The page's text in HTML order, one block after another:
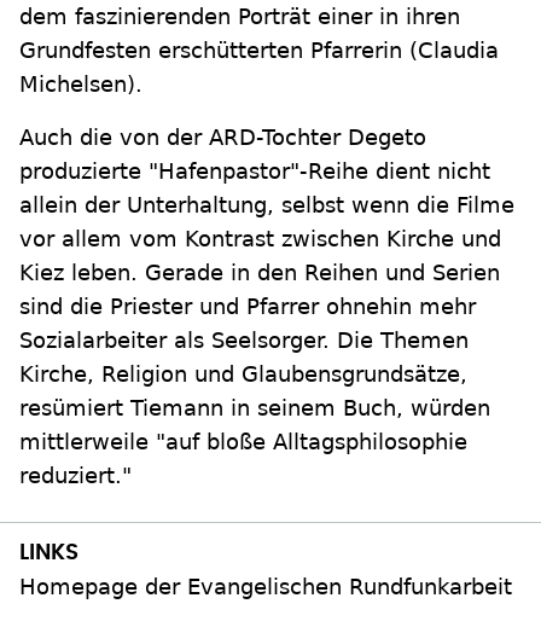
dem faszinierenden Porträt einer in ihren
Grundfesten erschütterten Pfarrerin (Claudia
Michelsen).
Auch die von der ARD-Tochter Degeto
produzierte "Hafenpastor"-Reihe dient nicht
allein der Unterhaltung, selbst wenn die Filme
vor allem vom Kontrast zwischen Kirche und
Kiez leben. Gerade in den Reihen und Serien
sind die Priester und Pfarrer ohnehin mehr
Sozialarbeiter als Seelsorger. Die Themen
Kirche, Religion und Glaubensgrundsätze,
resümiert Tiemann in seinem Buch, würden
mittlerweile "auf bloße Alltagsphilosophie
reduziert."
Homepage der Evangelischen Rundfunkarbeit